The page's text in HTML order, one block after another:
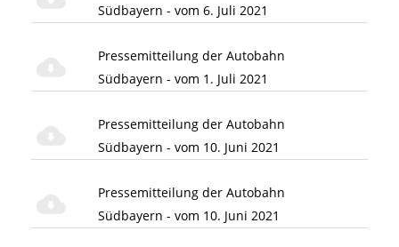
Südbayern - vom 6. Juli 2021
Pressemitteilung der Autobahn
Südbayern - vom 1. Juli 2021
Pressemitteilung der Autobahn
Südbayern - vom 10. Juni 2021
Pressemitteilung der Autobahn
Südbayern - vom 10. Juni 2021